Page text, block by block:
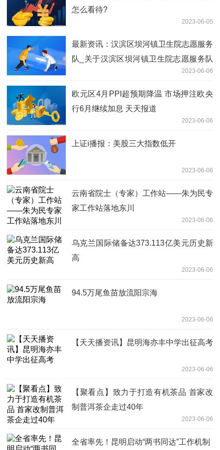
怎么看待?
2023-06-05
最新资讯：汉滨区坝河镇卫生院志愿服务
队_关于汉滨区坝河镇卫生院志愿服务队
2023-06-06
欧元区4月PPI超预期降温 市场押注欧央
行6月继续加息 天天报道
2023-06-06
上证i播报：美股三大指数低开
2023-06-06
云南省院士（专家）工作站——朱为民专
家工作站落地东川
2023-06-06
乌克兰国际储备达373.113亿美元历史新
高
2023-06-06
94.5万尾鱼苗放流阳宗海
2023-06-06
【天天播资讯】昆明海亦丰中学出征高考
2023-06-06
【聚看点】致力于打造有机茶品 首家改
制普洱茶企走过40年
2023-06-06
全省率先！昆明启动“两书同达”工作机制